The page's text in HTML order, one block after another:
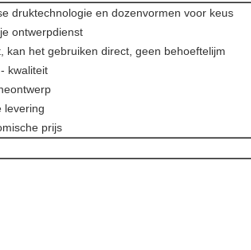
druktechnologie en dozenvormen voor keus
ontwerpdienst
kan het gebruiken direct, geen behoeftelijm
kwaliteit
levering
prijs